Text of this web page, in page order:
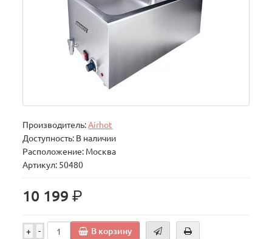
Производитель:Airhot
Доступность: В наличии
Расположение: Москва
Артикул: 50480
10 199р.
+ - В корзину